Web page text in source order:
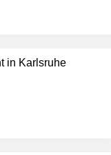
in Karlsruhe